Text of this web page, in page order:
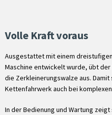
Volle Kraft voraus
Ausgestattet mit einem
Maschine entwickelt wurde, übt
die Zerkleinerungswalze aus. Damit
Kettenfahrwerk auch bei
In der Bedienung und Wartung